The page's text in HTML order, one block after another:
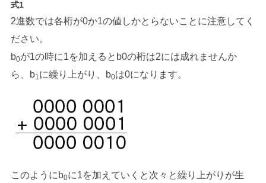
式1
2進数では各桁が0か1の値しかとらないことに注意してく
ださい。
b0が1の時に1を加えるとb0の桁は2には成れませんか
ら、b1に繰り上がり、b0は0になります。
このようにb0に1を加えていくと次々と繰り上がりが生